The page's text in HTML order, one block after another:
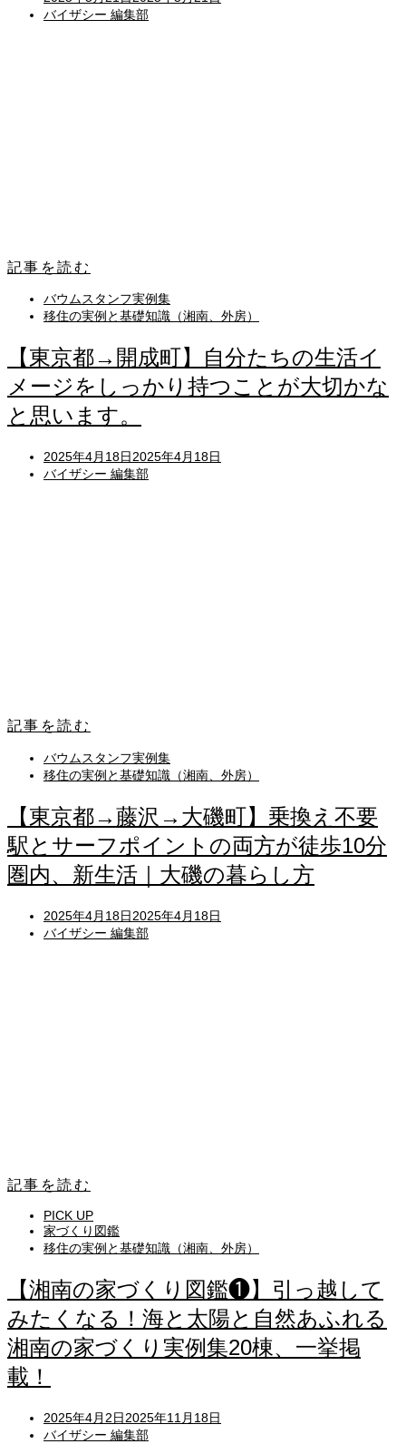
on
バイザシー 編集部
記事を読む
バウムスタンフ実例集
移住の実例と基礎知識（湘南、外房）
【東京都→開成町】自分たちの生活イ
メージをしっかり持つことが大切かな
と思います。
Posted
on
2025年4月18日2025年4月18日
バイザシー 編集部
記事を読む
バウムスタンフ実例集
移住の実例と基礎知識（湘南、外房）
【東京都→藤沢→大磯町】乗換え不要
駅とサーフポイントの両方が徒歩10分
圏内、新生活｜大磯の暮らし方
Posted
on
2025年4月18日2025年4月18日
バイザシー 編集部
記事を読む
PICK UP
家づくり図鑑
移住の実例と基礎知識（湘南、外房）
【湘南の家づくり図鑑❶】引っ越して
みたくなる！海と太陽と自然あふれる
湘南の家づくり実例集20棟、一挙掲
載！
Posted
on
2025年4月2日2025年11月18日
バイザシー 編集部